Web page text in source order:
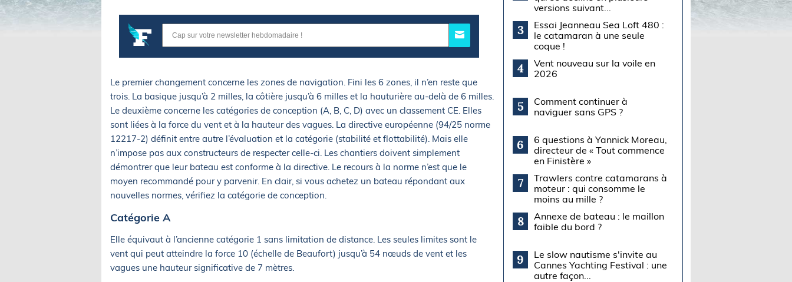
Le premier changement concerne les zones de navigation. Fini les 6 zones, il n’en reste que
trois. La basique jusqu’à 2 milles, la côtière jusqu’à 6 milles et la hauturière au-delà de 6 milles.
Le deuxième concerne les catégories de conception (A, B, C, D) avec un classement CE. Elles
sont liées à la force du vent et à la hauteur des vagues. La directive européenne (94/25 norme
12217-2) définit entre autre l’évaluation et la catégorie (stabilité et flottabilité). Mais elle
n’impose pas aux constructeurs de respecter celle-ci. Les chantiers doivent simplement
démontrer que leur bateau est conforme à la directive. Le recours à la norme n’est que le
moyen recommandé pour y parvenir. En clair, si vous achetez un bateau répondant aux
nouvelles normes, vérifiez la catégorie de conception.
Catégorie A
Elle équivaut à l’ancienne catégorie 1 sans limitation de distance. Les seules limites sont le
vent qui peut atteindre la force 10 (échelle de Beaufort) jusqu’à 54 nœuds de vent et les
vagues une hauteur significative de 7 mètres.
versions suivant...
3
Essai Jeanneau Sea Loft 480 :
le catamaran à une seule
coque !
4
Vent nouveau sur la voile en
2026
5
Comment continuer à
naviguer sans GPS ?
6
6 questions à Yannick Moreau,
directeur de « Tout commence
en Finistère »
7
Trawlers contre catamarans à
moteur : qui consomme le
moins au mille ?
8
Annexe de bateau : le maillon
faible du bord ?
9
Le slow nautisme s'invite au
Cannes Yachting Festival : une
autre façon...